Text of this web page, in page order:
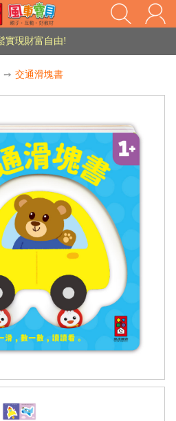
家長樂了!「風車書版集團暨FOOD超人企業總部」目前正興建中!
實現財富自由!
招募中~
查看『海外購物流程說明』
實現財富自由!
招募中~
查看『海外購物流程說明』
➙ 交通滑塊書